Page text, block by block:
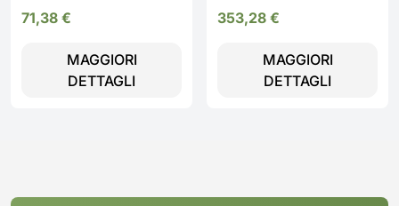
Acciaio - Ausonia190
71,38 €
MAGGIORI
DETTAGLI
90447 Luxury 25
353,28 €
MAGGIORI
DETTAGLI